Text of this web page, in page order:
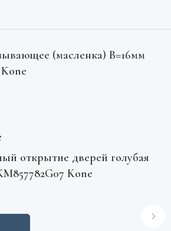
(масленка) B=16мм
Kone
открытие дверей голубая
Kone